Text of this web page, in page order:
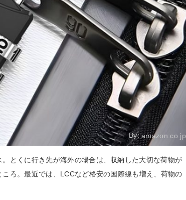
By:amazon.co.jp
とくに行き先が海外の場合は、収納した大切な荷物が
ろ。最近では、LCCなど格安の国際線も増え、荷物の